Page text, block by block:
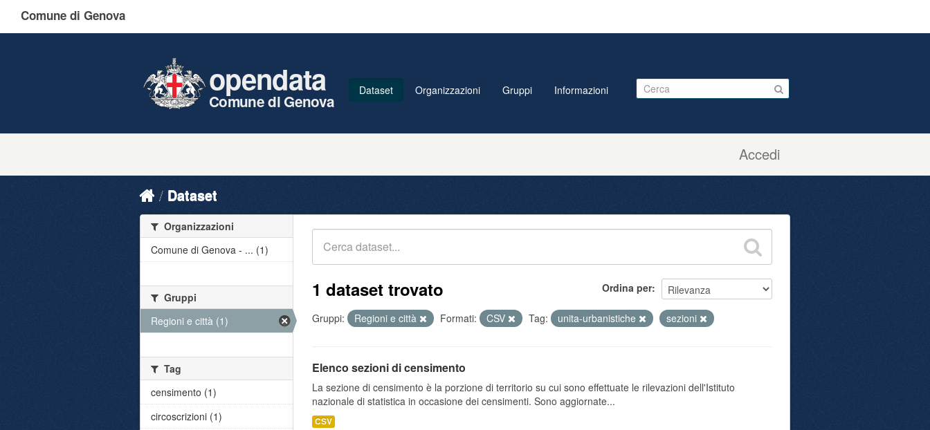
Comune di Genova
Accedi
opendata
Comune di Genova
Dataset Organizzazioni Gruppi Informazioni
Dataset
Ordina per
1 dataset trovato
Gruppi: Regioni e città Formati: CSV Tag: unita-urbanistiche sezioni
Elenco sezioni di censimento
La sezione di censimento è la porzione di territorio su cui sono effettuate le rilevazioni dell'Istituto
nazionale di statistica in occasione dei censimenti. Sono aggiornate...
CSV
Organizzazioni
Comune di Genova - ... (1)
Gruppi
Regioni e città (1)
Tag
censimento (1)
circoscrizioni (1)